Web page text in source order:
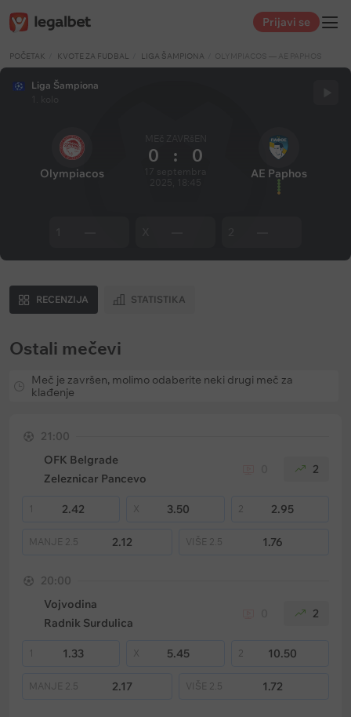
Prijavi se
POČETAK KVOTE ZA FUDBAL LIGA ŠAMPIONA OLYMPIACOS — AE PAPHOS
Liga Šampiona
Olympiacos
MEč ZAVRšEN
0 : 0
AE Paphos
RECENZIJA STATISTIKA
Ostali mečevi
Meč je završen, molimo odaberite neki drugi meč za
klađenje
21:00
OFK Belgrade
Zeleznicar Pancevo
2
1 2.42 3.50 2 2.95
MANJE 2.5 2.12 VIŠE 2.5 1.76
20:00
Vojvodina
Radnik Surdulica
2
1 1.33 5.45 2 10.50
MANJE 2.5 2.17 VIŠE 2.5 1.72